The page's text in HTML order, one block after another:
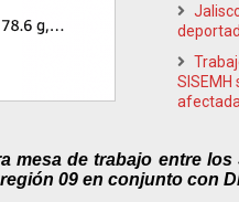
mesa de trabajo entre
09 en conjunto con